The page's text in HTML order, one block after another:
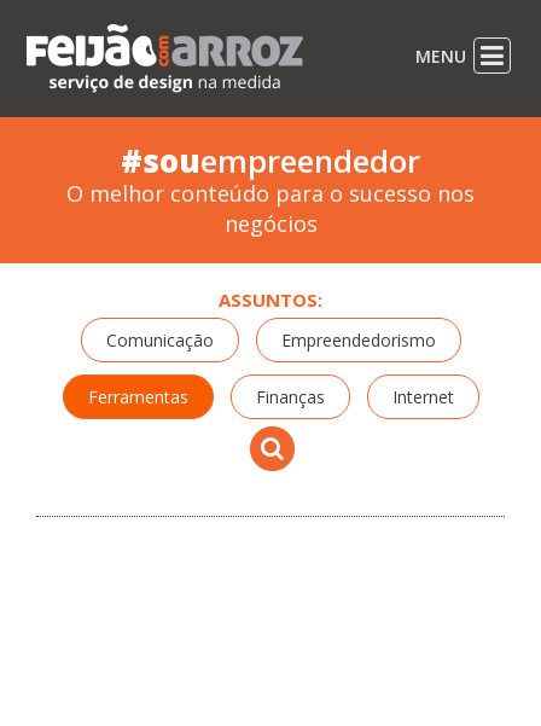
MENU
#souempreendedor
O melhor conteúdo para o sucesso nos
negócios
ASSUNTOS:
Comunicação Empreendedorismo
Ferramentas Finanças Internet